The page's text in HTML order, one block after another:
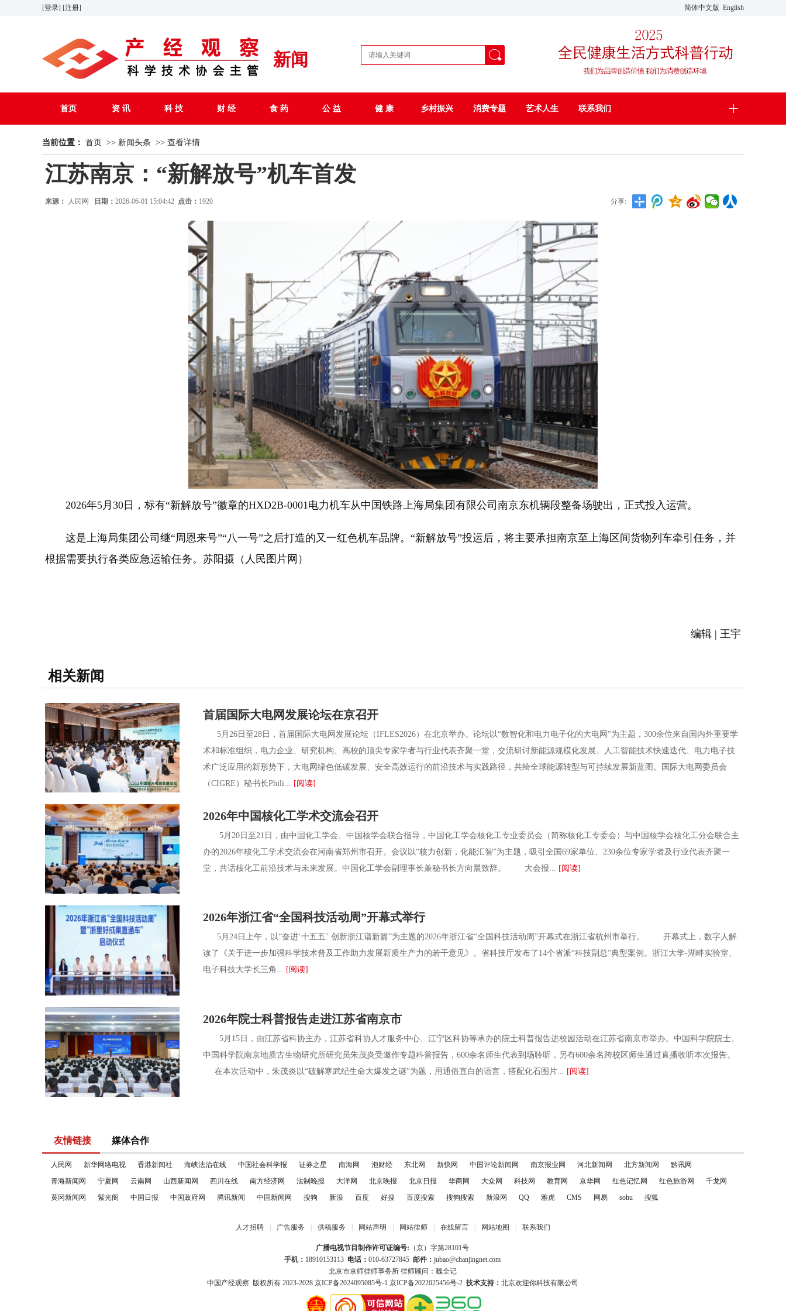
[登录] [注册] 简体中文版 English
新闻
首页 资 讯 科 技 财 经 食 药 公 益 健 康 乡村振兴 消费专题 艺术人生 联系我们
当前位置： 首页 >> 新闻头条 >> 查看详情
江苏南京：“新解放号”机车首发
来源： 人民网 日期： 2026-06-01 15:04:42 点击： 1920 分享:
2026年5月30日，标有“新解放号”徽章的HXD2B-0001电力机车从中国铁路上海局集团有限公司南京东机辆段整备场驶出，正式投入运营。
这是上海局集团公司继“周恩来号”“八一号”之后打造的又一红色机车品牌。“新解放号”投运后，将主要承担南京至上海区间货物列车牵引任务，并
根据需要执行各类应急运输任务。苏阳摄（人民图片网）
编辑 | 王宇
相关新闻
首届国际大电网发展论坛在京召开
5月26日至28日，首届国际大电网发展论坛（IFLES2026）在北京举办。论坛以“数智化和电力电子化的大电网”为主题，300余位来自国内外重要学
术和标准组织，电力企业、研究机构、高校的顶尖专家学者与行业代表齐聚一堂，交流研讨新能源规模化发展、人工智能技术快速迭代、电力电子技
术广泛应用的新形势下，大电网绿色低碳发展、安全高效运行的前沿技术与实践路径，共绘全球能源转型与可持续发展新蓝图。国际大电网委员会
（CIGRE）秘书长Phili... [阅读]
2026年中国核化工学术交流会召开
5月20日至21日，由中国化工学会、中国核学会联合指导，中国化工学会核化工专业委员会（简称核化工专委会）与中国核学会核化工分会联合主
办的2026年核化工学术交流会在河南省郑州市召开。会议以“核力创新，化能汇智”为主题，吸引全国69家单位、230余位专家学者及行业代表齐聚一
堂，共话核化工前沿技术与未来发展。中国化工学会副理事长兼秘书长方向晨致辞。 大会报... [阅读]
2026年浙江省“全国科技活动周”开幕式举行
5月24日上午，以“奋进‘十五五’ 创新浙江谱新篇”为主题的2026年浙江省“全国科技活动周”开幕式在浙江省杭州市举行。 开幕式上，数字人解
读了《关于进一步加强科学技术普及工作助力发展新质生产力的若干意见》。省科技厅发布了14个省派“科技副总”典型案例。浙江大学-湖畔实验室、
电子科技大学长三角... [阅读]
2026年院士科普报告走进江苏省南京市
5月15日，由江苏省科协主办，江苏省科协人才服务中心、江宁区科协等承办的院士科普报告进校园活动在江苏省南京市举办。中国科学院院士、
中国科学院南京地质古生物研究所研究员朱茂炎受邀作专题科普报告，600余名师生代表到场聆听，另有600余名跨校区师生通过直播收听本次报告。
在本次活动中，朱茂炎以“破解寒武纪生命大爆发之谜”为题，用通俗直白的语言，搭配化石图片... [阅读]
友情链接 媒体合作
人民网 新华网络电视 香港新闻社 海峡法治在线 中国社会科学报 证券之星 南海网 泡财经 东北网 新快网 中国评论新闻网 南京报业网 河北新闻网 北方新闻网
黔讯网
青海新闻网
宁夏网 云南网 山西新闻网 四川在线 南方经济网 法制晚报 大洋网 北京晚报 北京日报 华商网 大众网 科技网 教育网 京华网 红色记忆网 红色旅游网
千龙网
黄冈新闻网
紫光阁 中国日报 中国政府网 腾讯新闻 中国新闻网 搜狗 新浪 百度 好搜 百度搜索 搜狗搜索 新浪网 QQ 雅虎 CMS 网易 sohu 搜狐
人才招聘 | 广告服务 | 供稿服务 | 网站声明 | 网站律师 | 在线留言 | 网站地图 | 联系我们
广播电视节目制作许可证编号: （京）字第28101号
手机： 18910153113 电话： 010-63727845 邮件： jubao@chanjingnet.com
北京市京师律师事务所 律师顾问：魏全记
中国产经观察 版权所有 2023-2028 京ICP备2024095085号-1 京ICP备2022025456号-2 技术支持： 北京欢迎你科技有限公司